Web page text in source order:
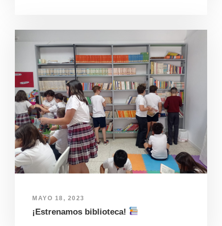
MAYO 18, 2023
¡Estrenamos biblioteca!